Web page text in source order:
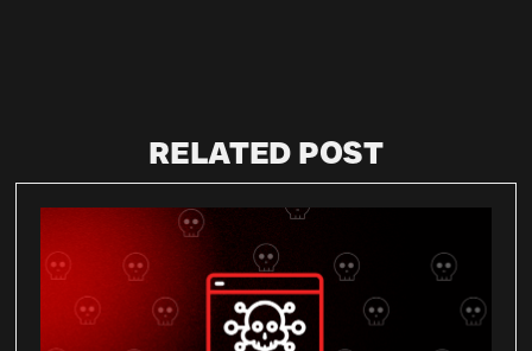
RELATED POST